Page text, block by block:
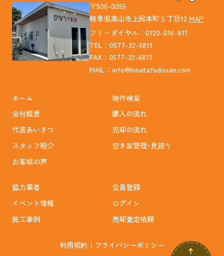
〒506-0055
岐阜県高山市上岡本町５丁目12MAP
フリーダイヤル：0120-016-811
TEL：0577-32-6811
FAX：0577-32-6812
MAIL：info@hinatafudosan.com
ホーム
会社概要
代表あいさつ
スタッフ紹介
お客様の声
物件検索
購入の流れ
売却の流れ
空き家管理･見廻り
協力業者
イベント情報
施工事例
会員登録
ログイン
売却査定依頼
利用規約 ｜ プライバシーポリシー